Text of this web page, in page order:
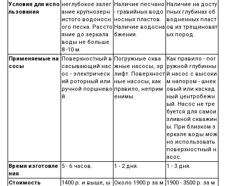
Условия для испо
льзования
неглубокое залег
ание крупнозерн
истого водоносн
ого песка. Рассто
яние до зеркала
воды не больше
8 -10 м.
Наличие песчано
- гравийных водо
носных пластов.
Наличие водосна
бжения.
Наличие на досту
пных глубинах об
водненных пласт
ов из трещиноват
ых пород.
Применяемые на
сосы
Поверхностный в
сасывающий нас
ос - электрическ
ий роторный или
ручной поршнево
й.
Погружные сква
жные насосы, эр
лифт. Поверхност
ные насосы, как
правило, неприм
енимы.
Как правило - пог
ружной глубинны
й насос с высоки
м напором - шнек
овый или каскад
ный центробежн
ый. Насос не тре
буется для самои
зливной скважин
ы. При близком з
еркале воды мож
но использовать
поверхностный н
асос.
Время изготовле
ния
5 - 6 часов. 1 - 2 дня. 1 - 3 дня.
Стоимость
1400 р. и выше, ы
Около 1900 р за м
1900 - 3500 р. за м